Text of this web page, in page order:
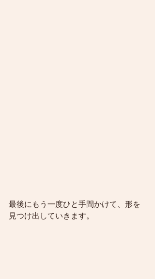
最後にもう一度ひと手間かけて、形を
見つけ出していきます。